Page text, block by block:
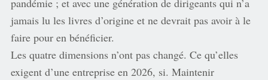
pandémie ; et avec une génération de dirigeants qui n’a
jamais lu les livres d’origine et ne devrait pas avoir à le
faire pour en bénéficier.
Les quatre dimensions n’ont pas changé. Ce qu’elles
exigent d’une entreprise en 2026, si. Maintenir